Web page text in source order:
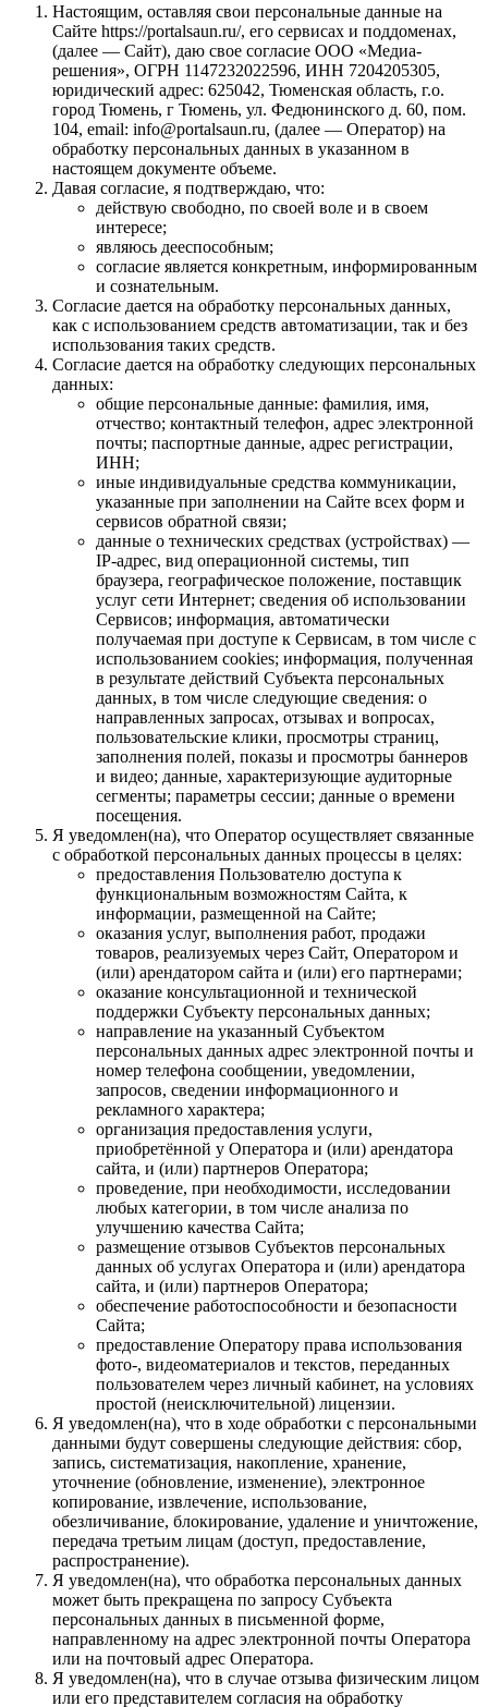
Настоящим, оставляя свои персональные данные на
Сайте https://portalsaun.ru/, его сервисах и поддоменах,
(далее — Сайт), даю свое согласие ООО «Медиа-
решения», ОГРН 1147232022596, ИНН 7204205305,
юридический адрес: 625042, Тюменская область, г.о.
город Тюмень, г Тюмень, ул. Федюнинского д. 60, пом.
104, email: info@portalsaun.ru, (далее — Оператор) на
обработку персональных данных в указанном в
настоящем документе объеме.
Давая согласие, я подтверждаю, что:
действую свободно, по своей воле и в своем
интересе;
являюсь дееспособным;
согласие является конкретным, информированным
и сознательным.
Согласие дается на обработку персональных данных,
как с использованием средств автоматизации, так и без
использования таких средств.
Согласие дается на обработку следующих персональных
данных:
общие персональные данные: фамилия, имя,
отчество; контактный телефон, адрес электронной
почты; паспортные данные, адрес регистрации,
ИНН;
иные индивидуальные средства коммуникации,
указанные при заполнении на Сайте всех форм и
сервисов обратной связи;
данные о технических средствах (устройствах) —
IP-адрес, вид операционной системы, тип
браузера, географическое положение, поставщик
услуг сети Интернет; сведения об использовании
Сервисов; информация, автоматически
получаемая при доступе к Сервисам, в том числе с
использованием cookies; информация, полученная
в результате действий Субъекта персональных
данных, в том числе следующие сведения: о
направленных запросах, отзывах и вопросах,
пользовательские клики, просмотры страниц,
заполнения полей, показы и просмотры баннеров
и видео; данные, характеризующие аудиторные
сегменты; параметры сессии; данные о времени
посещения.
Я уведомлен(на), что Оператор осуществляет связанные
с обработкой персональных данных процессы в целях:
предоставления Пользователю доступа к
функциональным возможностям Сайта, к
информации, размещенной на Сайте;
оказания услуг, выполнения работ, продажи
товаров, реализуемых через Сайт, Оператором и
(или) арендатором сайта и (или) его партнерами;
оказание консультационной и технической
поддержки Субъекту персональных данных;
направление на указанный Субъектом
персональных данных адрес электронной почты и
номер телефона сообщении, уведомлении,
запросов, сведении информационного и
рекламного характера;
организация предоставления услуги,
приобретённой у Оператора и (или) арендатора
сайта, и (или) партнеров Оператора;
проведение, при необходимости, исследовании
любых категории, в том числе анализа по
улучшению качества Сайта;
размещение отзывов Субъектов персональных
данных об услугах Оператора и (или) арендатора
сайта, и (или) партнеров Оператора;
обеспечение работоспособности и безопасности
Сайта;
предоставление Оператору права использования
фото-, видеоматериалов и текстов, переданных
пользователем через личный кабинет, на условиях
простой (неисключительной) лицензии.
Я уведомлен(на), что в ходе обработки с персональными
данными будут совершены следующие действия: сбор,
запись, систематизация, накопление, хранение,
уточнение (обновление, изменение), электронное
копирование, извлечение, использование,
обезличивание, блокирование, удаление и уничтожение,
передача третьим лицам (доступ, предоставление,
распространение).
Я уведомлен(на), что обработка персональных данных
может быть прекращена по запросу Субъекта
персональных данных в письменной форме,
направленному на адрес электронной почты Оператора
или на почтовый адрес Оператора.
Я уведомлен(на), что в случае отзыва физическим лицом
или его представителем согласия на обработку